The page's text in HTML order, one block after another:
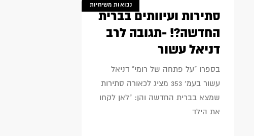
נבואות משיחיות
סתירות ועיוותים בברית
החדשה?! -תגובה לרב
דניאל עשור
בספרו "על פתחה של רומי" דניאל
עשור בעמ' 353 מציג לכאורה סתירות
שמצא בברית החדשה והן: "לאן לקחו
את הילד